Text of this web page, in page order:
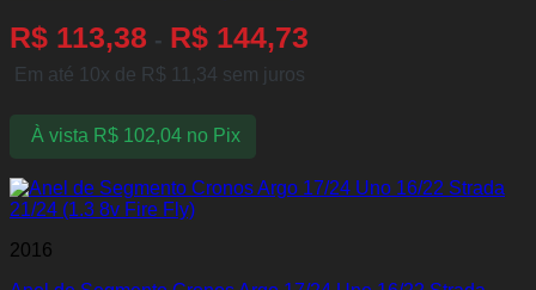
R$ 113,38 - R$ 144,73
Em até 10x de R$ 11,34 sem juros
À vista R$102,04 no Pix
2016